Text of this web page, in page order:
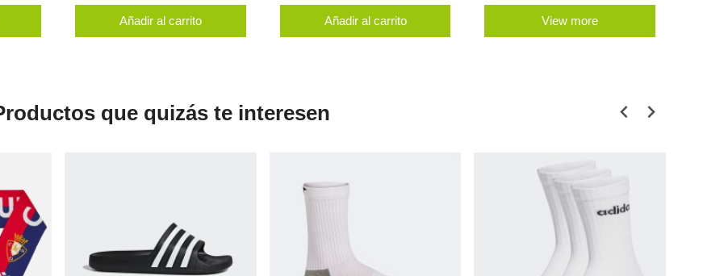
Añadir al carrito Añadir al carrito View more
que quizás te interesen